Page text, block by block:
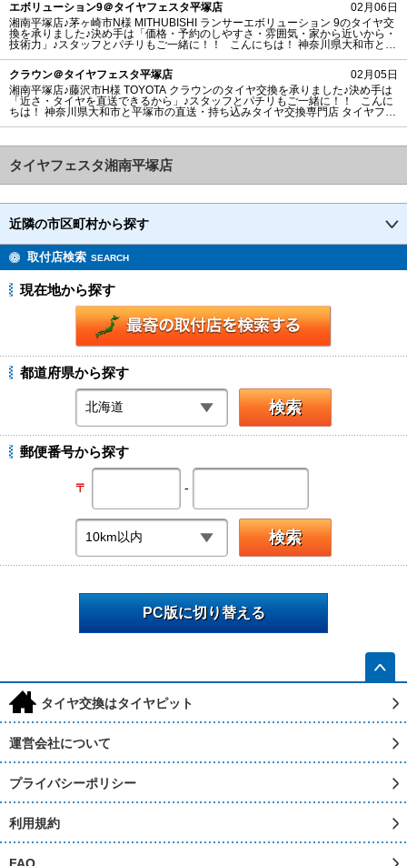
エボリューション9＠タイヤフェスタ平塚店
02月06日
湘南平塚店♪茅ヶ崎市N様 MITHUBISHI ランサーエボリューション 9のタイヤ交
換を承りました♪決め手は「価格・予約のしやすさ・雰囲気・家から近いから・
技術力」♪スタッフとパチリもご一緒に！！ こんにちは！ 神奈川県大和市と平
茅ヶ崎市N様よりMITHUBISHI ランサーエボリューション9のタイヤ交換を承り
ました。 湘南平塚店ご利用ありがとうございま
クラウン＠タイヤフェスタ平塚店
02月05日
湘南平塚店♪藤沢市H様 TOYOTA クラウンのタイヤ交換を承りました♪決め手は
「近さ・タイヤを直送できるから」♪スタッフとパチリもご一緒に！！ こんに
ちは！ 神奈川県大和市と平塚市の直送・‪‎持ち込みタイヤ交換専門店‬ タイヤフェ
EK MAXIMUS M
タイヤフェスタ湘南平塚店
近隣の市区町村から探す
取付店検索 SEARCH
現在地から探す
都道府県から探す
郵便番号から探す
〒 -
PC版に切り替える
h タイヤ交換はタイヤピット
運営会社について
プライバシーポリシー
利用規約